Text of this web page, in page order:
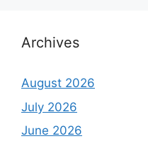
Archives
August 2026
July 2026
June 2026